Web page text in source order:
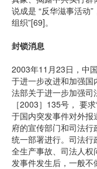
说成是 “反华滋事活动
组织”[69]。
封锁消息
2003年11月23日，中
于进一步改进和加强国
法部关于进一步加强司
［2003］135号， 要
于国内突发事件对外报
府的宣传部门和司法
统一部署进行。司法
全生产事故、司法人
发事件发生后，一般不